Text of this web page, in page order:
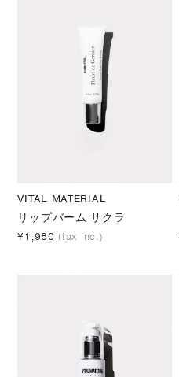
VITAL MATERIAL
リップバーム サクラ
¥1,980 (tax inc.)